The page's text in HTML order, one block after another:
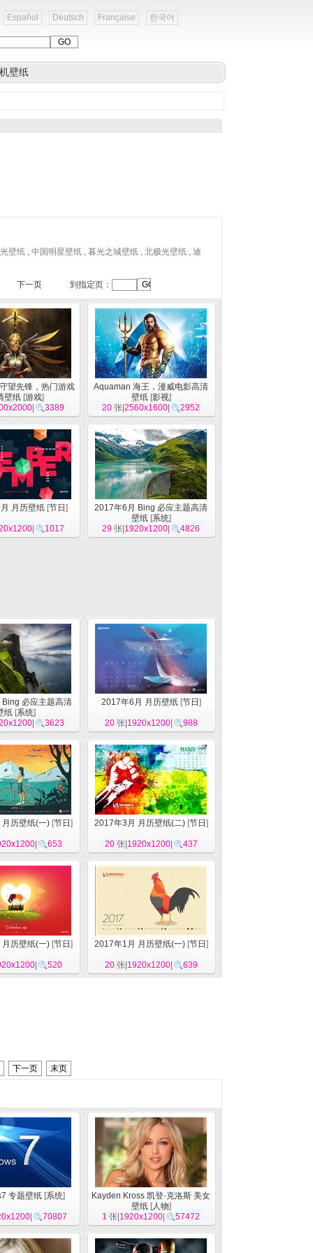
Español Deutsch Française 한국어
壁纸
壁纸 , 中国明星壁纸 , 暮光之城壁纸 , 北极光壁纸 , 迪
下一页 到指定页：
望先锋，热门游戏
壁纸[游戏]
3389
Aquaman 海王，漫威电影高清
壁纸[影视]
20 张| 2560x1600 2952
月历壁纸 [节日 ]
1017
2017年6月 Bing 必应主题高清
壁纸[系统]
29 张| 1920x1200 4826
必应主题高清
纸[系统]
3623
2017年6月 月历壁纸[节日 ]
20张| 1920x1200| 988
历壁纸(一)[节日 ]
| 653
2017年3月 月历壁纸(二)[节日 ]
20张| 1920x1200| 437
历壁纸(一)[节日 ]
| 520
2017年1月 月历壁纸(一)[节日 ]
20张| 1920x1200| 639
下一页 末页
专题壁纸[系统]
| 70807
Kayden Kross 凯登·克洛斯 美女
壁纸[人物]
1 张| 1920x1200 57472